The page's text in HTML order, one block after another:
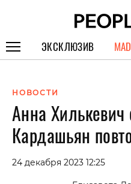
ЭКСКЛЮЗИВ
СПЕЦПРОЕКТЫ
ИНТЕРВЬЮ
ПОКОЛЕНИЕ
НОВОСТИ
Анна Хилькевич
Кардашьян
24 декабря 2023 12:25